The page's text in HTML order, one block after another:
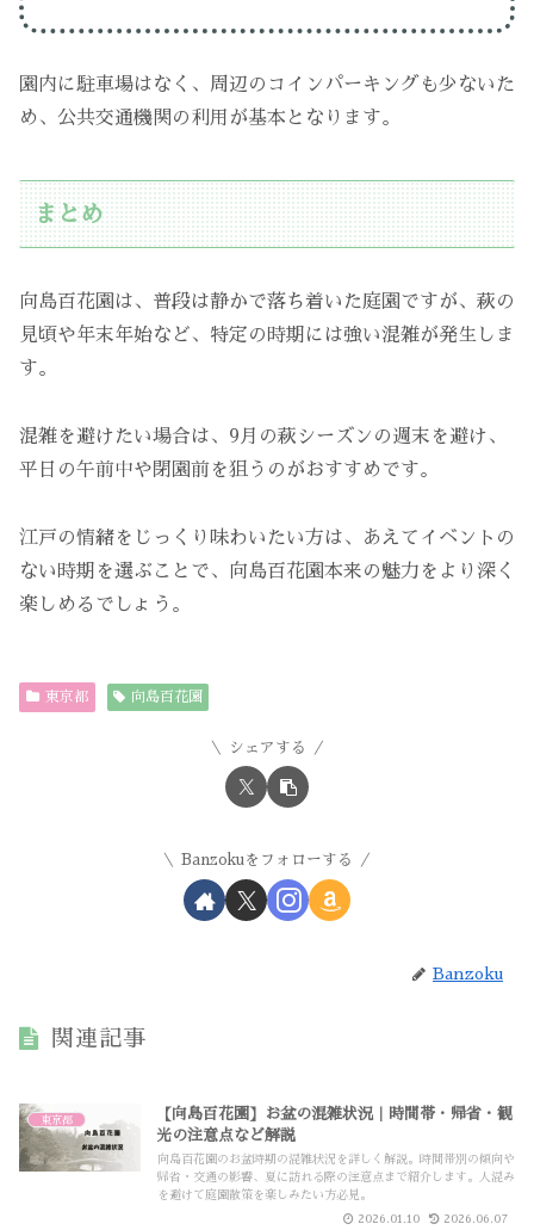
園内に駐車場はなく、周辺のコインパーキングも少ないた
め、公共交通機関の利用が基本となります。
まとめ
向島百花園は、普段は静かで落ち着いた庭園ですが、萩の
見頃や年末年始など、特定の時期には強い混雑が発生しま
す。
混雑を避けたい場合は、9月の萩シーズンの週末を避け、
平日の午前中や閉園前を狙うのがおすすめです。
江戸の情緒をじっくり味わいたい方は、あえてイベントの
ない時期を選ぶことで、向島百花園本来の魅力をより深く
楽しめるでしょう。
東京都 向島百花園
シェアする
Banzokuをフォローする
Banzoku
関連記事
東京都
【向島百花園】お盆の混雑状況｜時間帯・帰省・観
光の注意点など解説
向島百花園のお盆時期の混雑状況を詳しく解説。時間帯別の傾向や
帰省・交通の影響、夏に訪れる際の注意点まで紹介します。人混み
を避けて庭園散策を楽しみたい方必見。
2026.01.10 2026.06.07